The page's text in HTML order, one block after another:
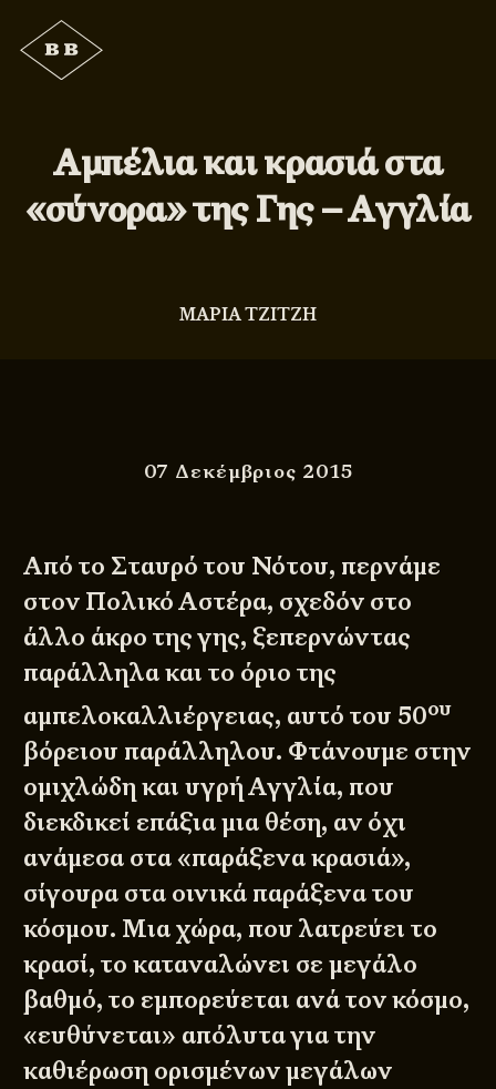
Αμπέλια και κρασιά στα
«σύνορα» της Γης – Αγγλία
ΜΑΡΙΑ ΤΖΙΤΖΗ
07 Δεκέμβριος 2015
Από το Σταυρό του Νότου, περνάμε
στον Πολικό Αστέρα, σχεδόν στο
άλλο άκρο της γης, ξεπερνώντας
παράλληλα και το όριο της
αμπελοκαλλιέργειας, αυτό του 50ου
βόρειου παράλληλου. Φτάνουμε στην
ομιχλώδη και υγρή Αγγλία, που
διεκδικεί επάξια μια θέση, αν όχι
ανάμεσα στα «παράξενα κρασιά»,
σίγουρα στα οινικά παράξενα του
κόσμου. Μια χώρα, που λατρεύει το
κρασί, το καταναλώνει σε μεγάλο
βαθμό, το εμπορεύεται ανά τον κόσμο,
«ευθύνεται» απόλυτα για την
καθιέρωση ορισμένων μεγάλων